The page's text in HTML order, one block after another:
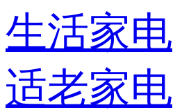
生活家电
适老家电